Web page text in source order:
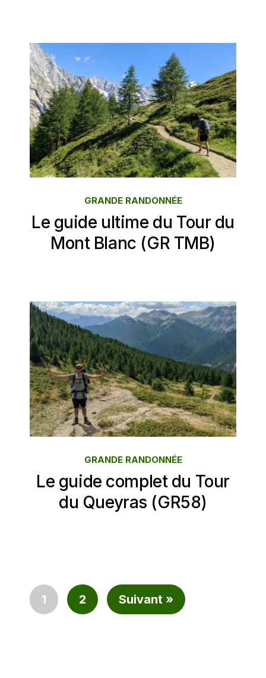
Le guide ultime du Tour du
Mont Blanc (GR TMB)
GRANDE RANDONNÉE
Le guide complet du Tour
du Queyras (GR58)
GRANDE RANDONNÉE
1 2 Suivant »